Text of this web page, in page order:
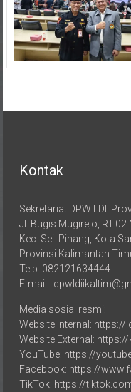
Kontak
Sekretariat DPW LDII
Jl. Bugis Mugirejo, RT.02
Kec. Sei. Pinang, Kota
Provinsi Kalimantan
Telp. 082121634444
E-mail :
Media sosial resmi:
Website Internal: https://
Website External:
YouTube: https://
Facebook: https://
TikTok: https://